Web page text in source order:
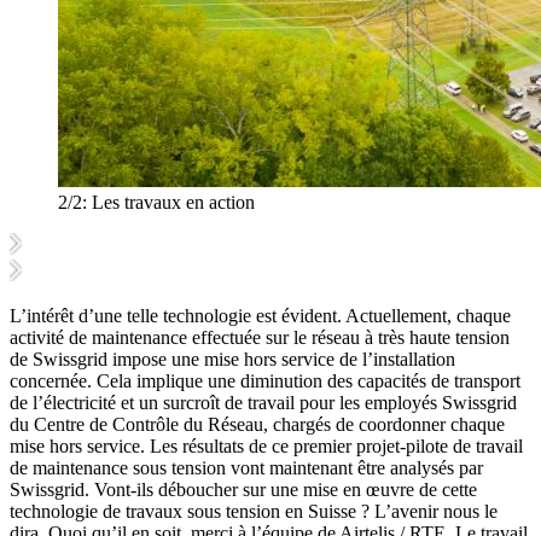
2/2: Les travaux en action
L’intérêt d’une telle technologie est évident. Actuellement, chaque
activité de maintenance effectuée sur le réseau à très haute tension
de Swissgrid impose une mise hors service de l’installation
concernée. Cela implique une diminution des capacités de transport
de l’électricité et un surcroît de travail pour les employés Swissgrid
du Centre de Contrôle du Réseau, chargés de coordonner chaque
mise hors service. Les résultats de ce premier projet-pilote de travail
de maintenance sous tension vont maintenant être analysés par
Swissgrid. Vont-ils déboucher sur une mise en œuvre de cette
technologie de travaux sous tension en Suisse ? L’avenir nous le